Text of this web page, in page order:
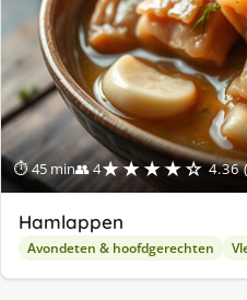
⏱ 45 min👥 4★★★★☆ 4.36
Hamlappen
Avondeten & hoofdgerechten